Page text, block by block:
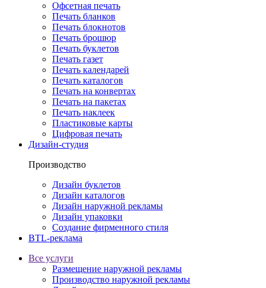
Офсетная печать
Печать бланков
Печать блокнотов
Печать брошюр
Печать буклетов
Печать газет
Печать календарей
Печать каталогов
Печать на конвертах
Печать на пакетах
Печать наклеек
Пластиковые карты
Цифровая печать
Дизайн-студия
Производство
Дизайн буклетов
Дизайн каталогов
Дизайн наружной рекламы
Дизайн упаковки
Создание фирменного стиля
BTL-реклама
Все услуги
Размещение наружной рекламы
Производство наружной рекламы